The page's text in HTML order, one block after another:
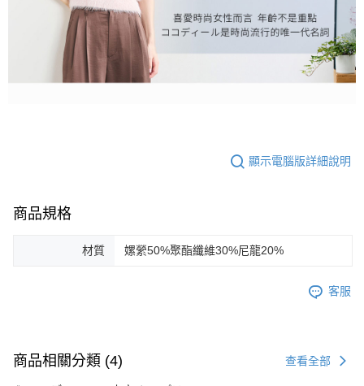
顯示電腦版詳細說明
商品規格
材質 嫘縈50%聚酯纖維30%尼龍20%
客服
商品相關分類 (4) 查看全部